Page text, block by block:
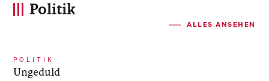
Politik
ALLES ANSEHEN
POLITIK
Ungeduld